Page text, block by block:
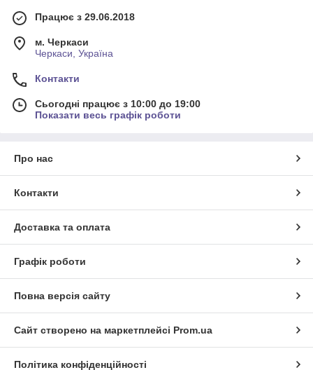
Працює з 29.06.2018
м. Черкаси
Черкаси, Україна
Контакти
Сьогодні працює з 10:00 до 19:00
Показати весь графік роботи
Про нас
Контакти
Доставка та оплата
Графік роботи
Повна версія сайту
Сайт створено на маркетплейсі Prom.ua
Політика конфіденційності